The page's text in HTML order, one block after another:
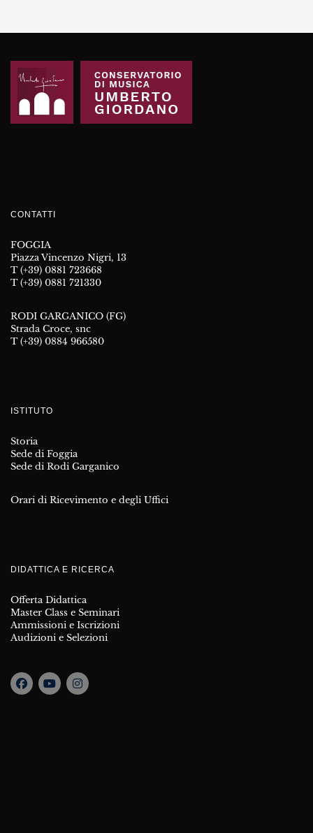
CONTATTI
FOGGIA
Piazza Vincenzo Nigri, 13
T (+39) 0881 723668
T (+39) 0881 721330
RODI GARGANICO (FG)
Strada Croce, snc
T (+39) 0884 966580
ISTITUTO
Storia
Sede di Foggia
Sede di Rodi Garganico
Orari di Ricevimento e degli Uffici
DIDATTICA E RICERCA
Offerta Didattica
Master Class e Seminari
Ammissioni e Iscrizioni
Audizioni e Selezioni